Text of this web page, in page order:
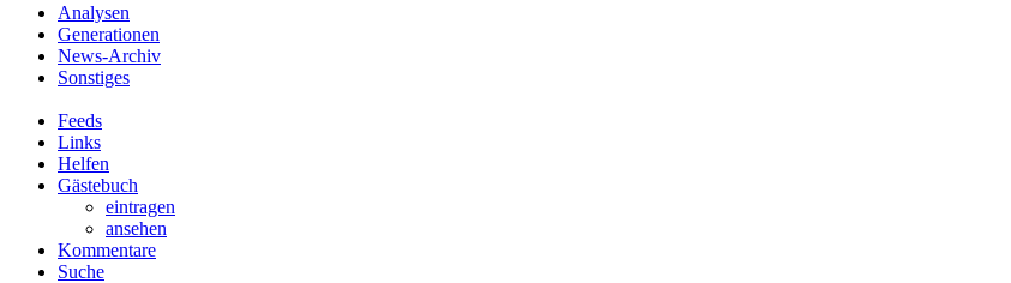
Analysen
Generationen
News-Archiv
Sonstiges
Feeds
Links
Helfen
Gästebuch
eintragen
ansehen
Kommentare
Suche